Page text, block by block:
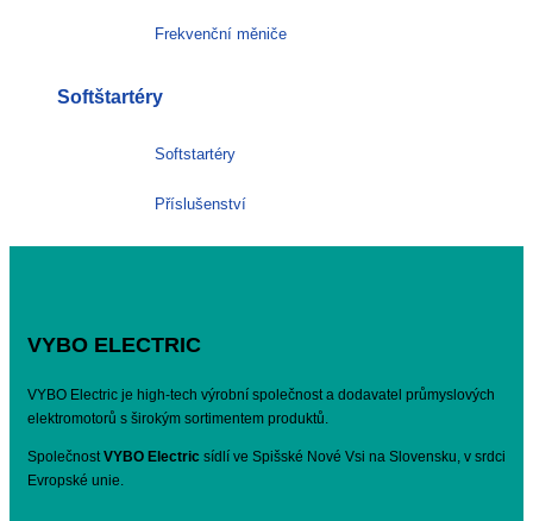
Frekvenční měniče
Softštartéry
Softstartéry
Příslušenství
VYBO ELECTRIC
VYBO Electric je high-tech výrobní společnost a dodavatel průmyslových
elektromotorů s širokým sortimentem produktů.
SpolečnostVYBO Electric sídlí ve Spišské Nové Vsi na Slovensku, v srdci
Evropské unie.